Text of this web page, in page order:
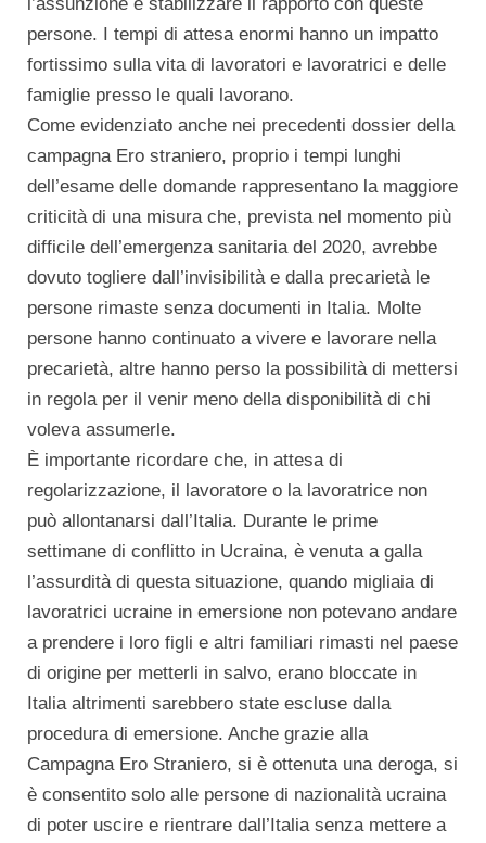
persone. I tempi di attesa enormi hanno un impatto
fortissimo sulla vita di lavoratori e lavoratrici e delle
famiglie presso le quali lavorano.
Come evidenziato anche nei precedenti dossier della
campagna Ero straniero, proprio i tempi lunghi
dell’esame delle domande rappresentano la maggiore
criticità di una misura che, prevista nel momento più
difficile dell’emergenza sanitaria del 2020, avrebbe
dovuto togliere dall’invisibilità e dalla precarietà le
persone rimaste senza documenti in Italia. Molte
persone hanno continuato a vivere e lavorare nella
precarietà, altre hanno perso la possibilità di mettersi
in regola per il venir meno della disponibilità di chi
voleva assumerle.
È importante ricordare che, in attesa di
regolarizzazione, il lavoratore o la lavoratrice non
può allontanarsi dall’Italia. Durante le prime
settimane di conflitto in Ucraina, è venuta a galla
l’assurdità di questa situazione, quando migliaia di
lavoratrici ucraine in emersione non potevano andare
a prendere i loro figli e altri familiari rimasti nel paese
di origine per metterli in salvo, erano bloccate in
Italia altrimenti sarebbero state escluse dalla
procedura di emersione. Anche grazie alla
Campagna Ero Straniero, si è ottenuta una deroga, si
è consentito solo alle persone di nazionalità ucraina
di poter uscire e rientrare dall’Italia senza mettere a